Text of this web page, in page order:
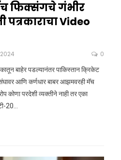
फिक्संगचे गंभीर
पत्रकाराचा Video
0
बाहेर पडल्यानंतर पाकिस्तान क्रिकेट
आणि कर्णधार बाबर आझमवरही मॅच
कोणा परदेशी व्यक्तीने नाही तर एका
20…